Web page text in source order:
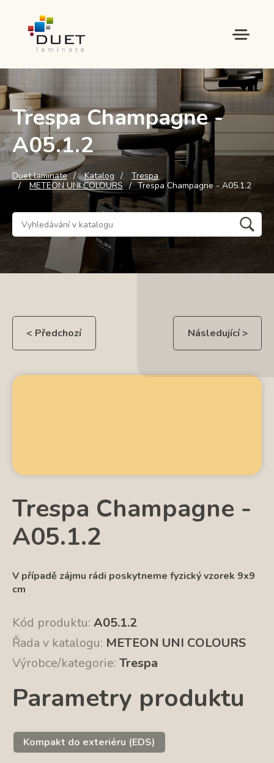
Trespa Champagne -
A05.1.2
Duet laminate Katalog
Trespa
METEON UNI COLOURS
Trespa Champagne - A05.1.2
< Předchozí Následující >
Trespa Champagne -
A05.1.2
V případě zájmu rádi poskytneme fyzický vzorek 9x9
cm
Kód produktu: A05.1.2
Řada v katalogu: METEON UNI COLOURS
Výrobce/kategorie: Trespa
Parametry produktu
Kompakt do exteriéru (EDS)